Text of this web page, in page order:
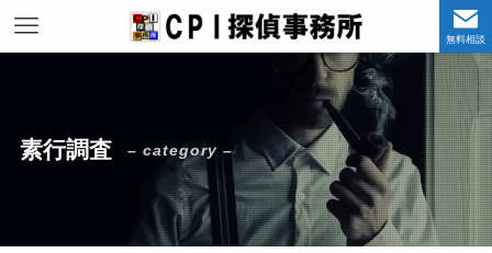
無料相談
素行調査 – category –